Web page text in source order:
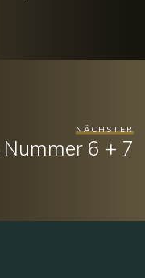
NÄCHSTER
Nummer 6 + 7